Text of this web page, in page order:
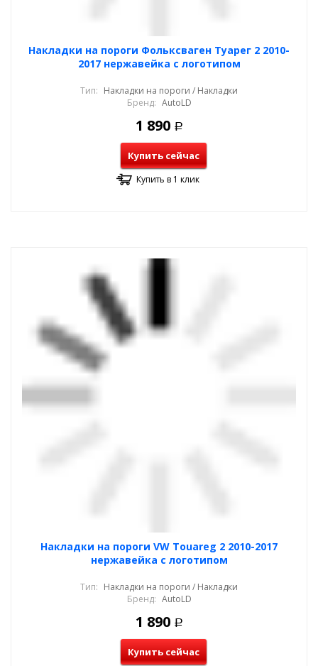
Накладки на пороги Фольксваген Туарег 2 2010-
2017 нержавейка с логотипом
Тип: Накладки на пороги / Накладки
Бренд: AutoLD
1 890 Р
Купить сейчас
Купить в 1 клик
Накладки на пороги VW Touareg 2 2010-2017
нержавейка с логотипом
Тип: Накладки на пороги / Накладки
Бренд: AutoLD
1 890 Р
Купить сейчас